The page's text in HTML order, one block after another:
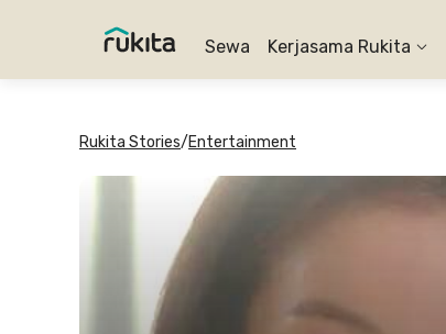
Sewa Kerjasama Rukita
Rukita Stories/Entertainment